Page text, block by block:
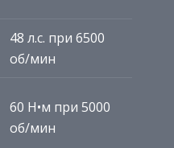
48 л.с. при 6500
об/мин
60 Н•м при 5000
об/мин